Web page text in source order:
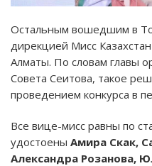
Остальным вошедшим в
дирекцией Мисс
Алматы. По словам главы
Совета Сеитова, такое
проведением конкурса в
Все вице-мисс равны по
удостоены Амира Скак,
Александра Розанова,